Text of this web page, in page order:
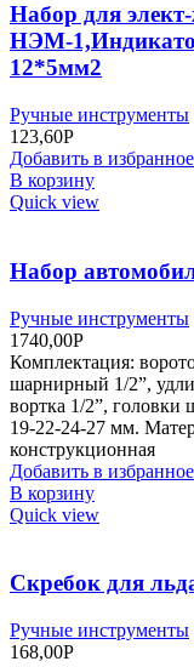
Набор для
НЭМ-
12*5мм2
Ручные инструменты
123,60Р
Добавить в избранное
В корзину
Quick view
Набор
Ручные инструменты
1740,00Р
Комплектация:
шарнирный 1/2”,
вортка 1/2”, головки
19-22-24-27 мм.
конструкционная
Добавить в избранное
В корзину
Quick view
Скребок для
Ручные инструменты
168,00Р